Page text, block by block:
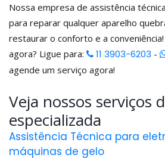
Nossa empresa de assistência
para reparar qualquer aparelho
restaurar o conforto e a
agora? Ligue para:
11 3903-6203 -
agende um serviço agora!
Veja nossos serviços
especializada
Assistência Técnica para
máquinas de gelo